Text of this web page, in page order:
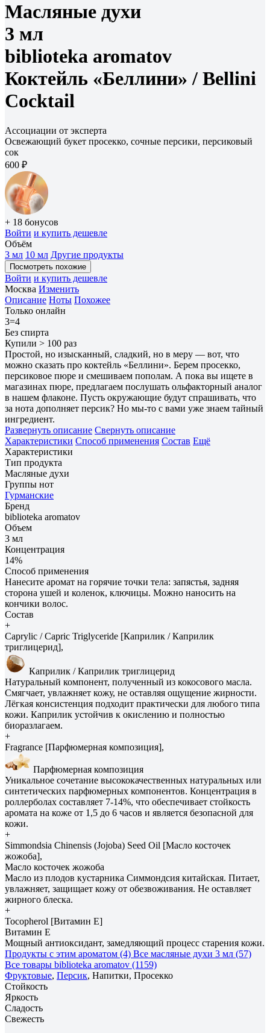
Масляные духи
3 мл
biblioteka aromatov
Коктейль «Беллини» / Bellini
Cocktail
Ассоциации от эксперта
Освежающий букет просекко, сочные персики, персиковый
сок
600 ₽
+ 18 бонусов
Войти и купить дешевле
Объём
3 мл 10 мл Другие продукты
Посмотреть похожие
Войти и купить дешевле
Москва Изменить
Описание Ноты Похожее
Только онлайн
3=4
Без спирта
Купили > 100 раз
Простой, но изысканный, сладкий, но в меру — вот, что
можно сказать про коктейль «Беллини». Берем просекко,
персиковое пюре и смешиваем пополам. А пока вы ищете в
магазинах пюре, предлагаем послушать ольфакторный аналог
в нашем флаконе. Пусть окружающие будут спрашивать, что
за нота дополняет персик? Но мы-то с вами уже знаем тайный
ингредиент.
Развернуть описание Свернуть описание
Характеристики Способ применения Состав Ещё
Характеристики
Тип продукта
Масляные духи
Группы нот
Гурманские
Бренд
biblioteka aromatov
Объем
3 мл
Концентрация
14%
Способ применения
Нанесите аромат на горячие точки тела: запястья, задняя
сторона ушей и коленок, ключицы. Можно наносить на
кончики волос.
Состав
+
Caprylic / Capric Triglyceride [Каприлик / Каприлик
триглицерид],
Каприлик / Каприлик триглицерид
Натуральный компонент, полученный из кокосового масла.
Смягчает, увлажняет кожу, не оставляя ощущение жирности.
Лёгкая консистенция подходит практически для любого типа
кожи. Каприлик устойчив к окислению и полностью
биоразлагаем.
+
Fragrance [Парфюмерная композиция],
Парфюмерная композиция
Уникальное сочетание высококачественных натуральных или
синтетических парфюмерных компонентов. Концентрация в
роллерболах составляет 7-14%, что обеспечивает стойкость
аромата на коже от 1,5 до 6 часов и является безопасной для
кожи.
+
Simmondsia Сhinensis (Jojoba) Seed Oil [Масло косточек
жожоба],
Масло косточек жожоба
Масло из плодов кустарника Симмондсия китайская. Питает,
увлажняет, защищает кожу от обезвоживания. Не оставляет
жирного блеска.
+
Tocopherol [Витамин E]
Витамин E
Мощный антиоксидант, замедляющий процесс старения кожи.
Продукты с этим ароматом (4) Все масляные духи 3 мл (57)
Все товары biblioteka aromatov (1159)
Фруктовые, Персик, Напитки, Просекко
Стойкость
Яркость
Сладость
Свежесть